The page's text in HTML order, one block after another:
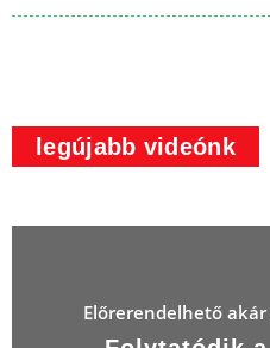
legújabb videónk
Előrerendelhető